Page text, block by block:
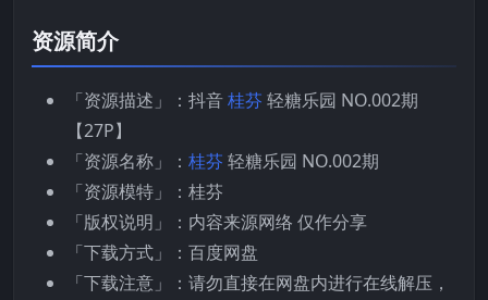
资源简介
「资源描述」：抖音桂芬 轻糖乐园 NO.002期
【27P】
「资源名称」： 桂芬 轻糖乐园 NO.002期
「资源模特」：桂芬
「版权说明」：内容来源网络 仅作分享
「下载方式」：百度网盘
「下载注意」：请勿直接在网盘内进行在线解压，